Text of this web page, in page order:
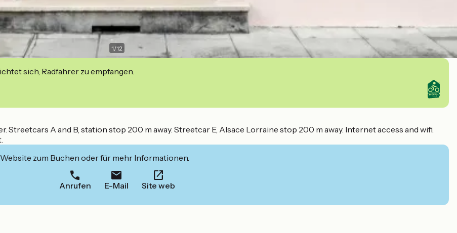
1/12
sich, Radfahrer zu empfangen.
A and B, station stop 200 m away. Streetcar E, Alsace Lorraine stop 200 m away. Internet access and wifi.
zum Buchen oder für mehr Informationen.
Anrufen E-Mail Site web